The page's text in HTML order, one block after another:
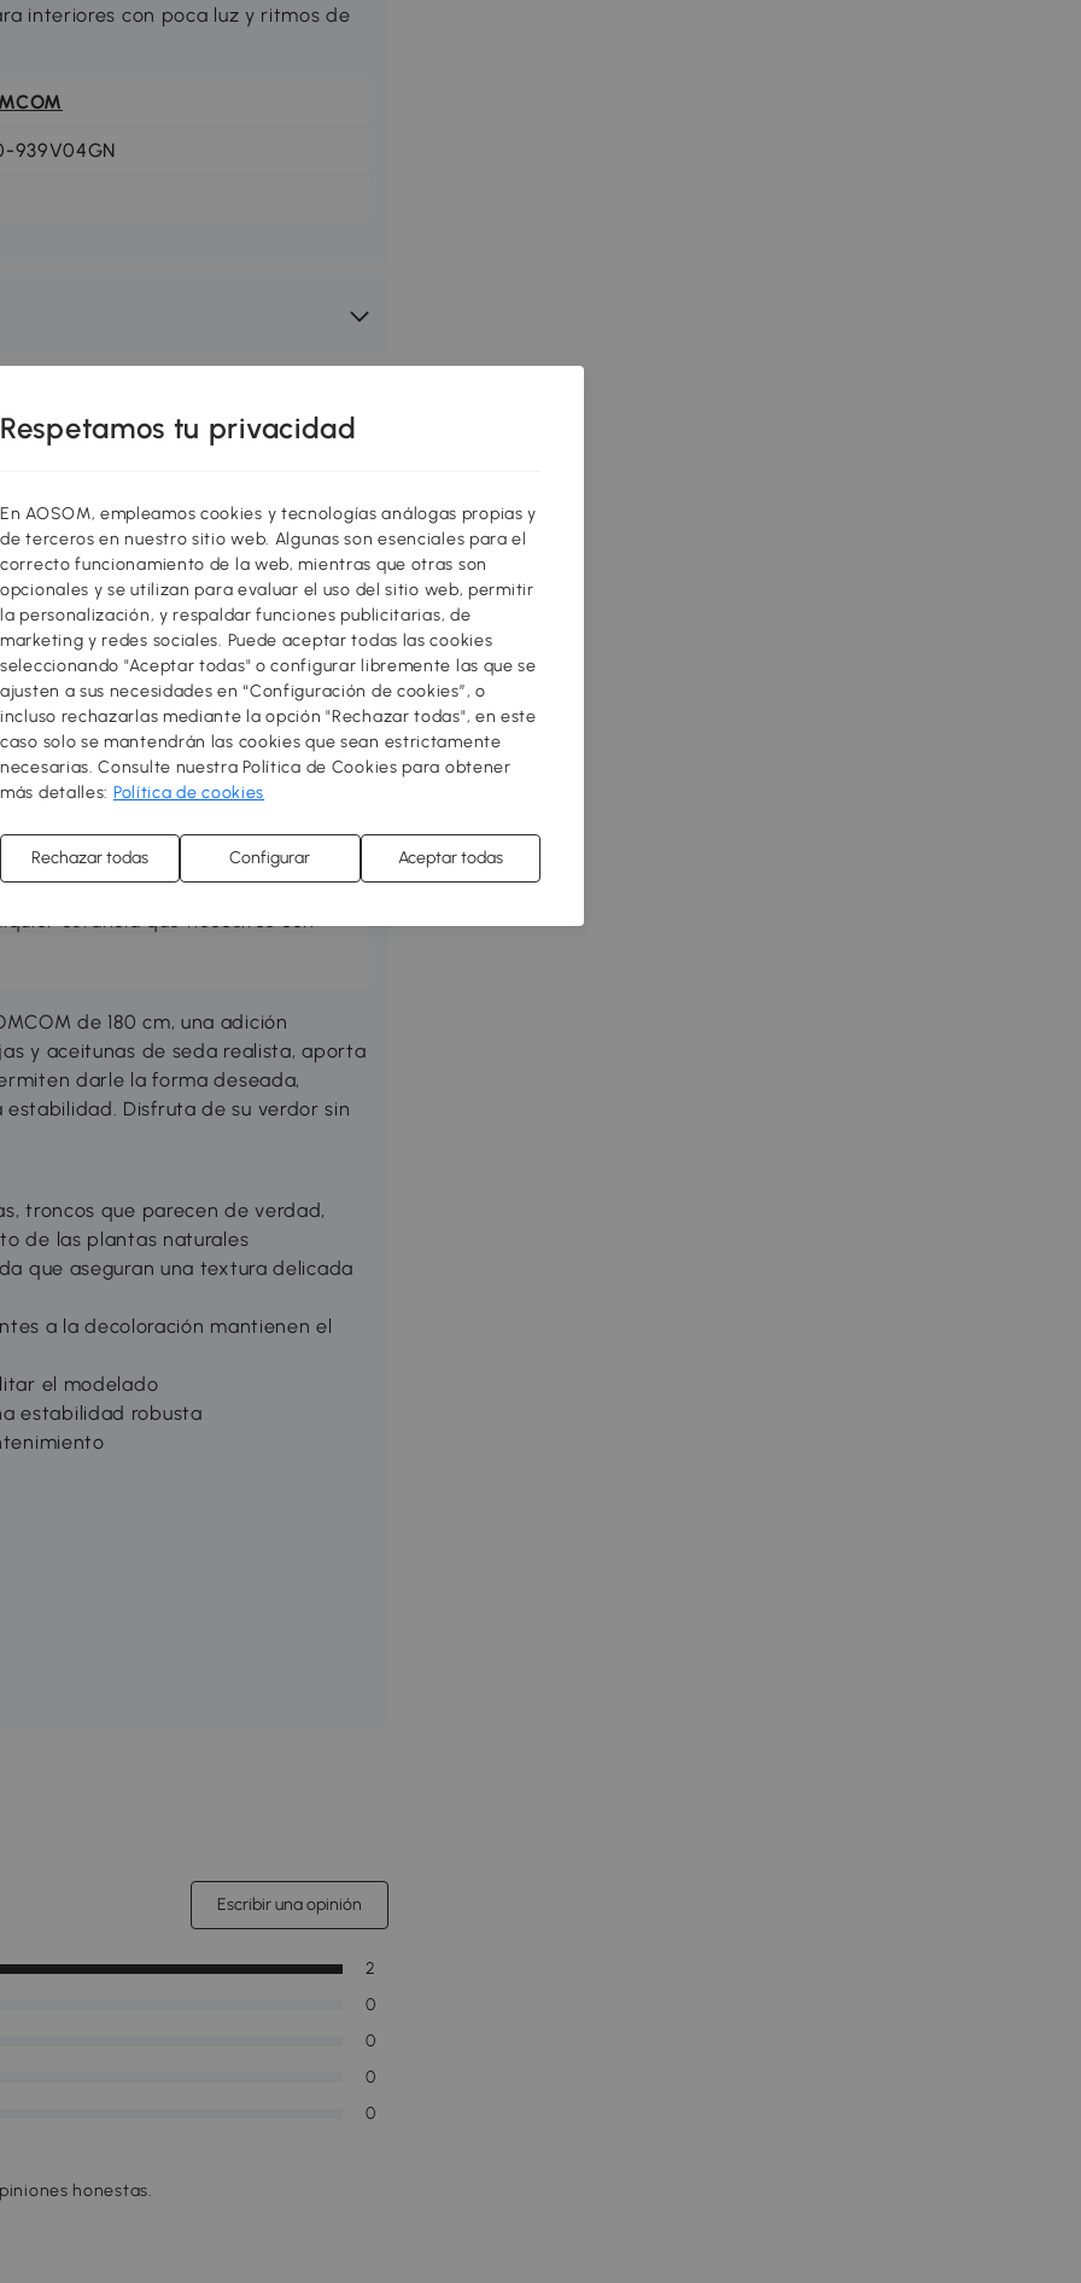
interiores con poca luz y ritmos de
939V04GN
y funcional! Redecora o
con muebles de diseño al mejor
entre varios estilos para sentirte
a tu hogar! Puedes hacer tu
almacenamiento, mejorar el salón,
estancia que necesites con
de 180 cm, una adición
y aceitunas de seda realista, aporta
darle la forma deseada,
Disfruta de su verdor sin
troncos que parecen de verdad,
de las plantas naturales
que aseguran una textura delicada
a la decoloración mantienen el
el modelado
estabilidad robusta
Escribir una opinión
0
0
0
0
2
honestas.
Respetamos tu privacidad
En AOSOM, empleamos cookies y tecnologías análogas propias y
de terceros en nuestro sitio web. Algunas son esenciales para el
correcto funcionamiento de la web, mientras que otras son
opcionales y se utilizan para evaluar el uso del sitio web, permitir
la personalización, y respaldar funciones publicitarias, de
marketing y redes sociales. Puede aceptar todas las cookies
seleccionando "Aceptar todas" o configurar libremente las que se
ajusten a sus necesidades en “Configuración de cookies”, o
incluso rechazarlas mediante la opción "Rechazar todas", en este
caso solo se mantendrán las cookies que sean estrictamente
necesarias. Consulte nuestra Política de Cookies para obtener
más detalles: Política de cookies
Rechazar todas Configurar Aceptar todas